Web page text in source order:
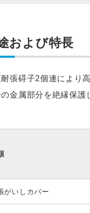
および特長
張碍子2個連により
金属部分を絶縁保護
がいしカバー